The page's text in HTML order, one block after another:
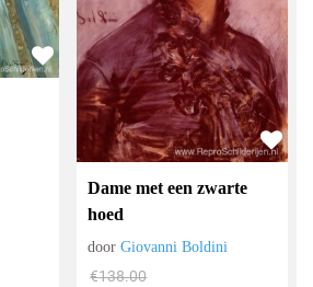
Dame met een zwarte
hoed
doorGiovanni Boldini
€138.00